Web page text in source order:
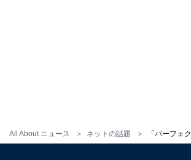
All About ニュース ネットの話題